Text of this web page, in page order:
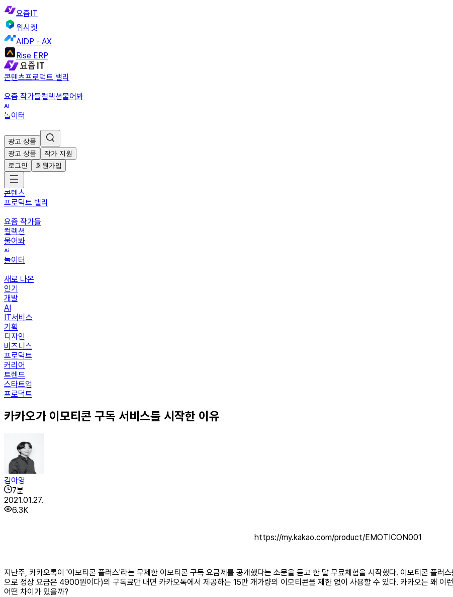
요즘IT
위시켓
AIDP - AX
Rise ERP
콘텐츠프로덕트 밸리
요즘 작가들컬렉션물어봐
놀이터
광고 상품
광고 상품
작가 지원
로그인
회원가입
콘텐츠
프로덕트 밸리
요즘 작가들
컬렉션
물어봐
놀이터
새로 나온
인기
개발
AI
IT서비스
기획
디자인
비즈니스
프로덕트
커리어
트렌드
스타트업
프로덕트
카카오가 이모티콘 구독 서비스를 시작한 이유
김아영
7분
2021.01.27.
6.3K
https://my.kakao.com/product/EMOTICON001
지난주, 카카오톡이 '이모티콘 플러스'라는 무제한 이모티콘 구독 요금제를 공개했다는 소문을 듣고 한 달 무료체험을 시작했다. 이모티콘 플
으로 정상 요금은 4900원이다)의 구독료만 내면 카카오톡에서 제공하는 15만 개가량의 이모티콘을 제한 없이 사용할 수 있다. 카카오는 왜 이
어떤 차이가 있을까?